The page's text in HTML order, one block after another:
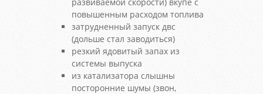
повышенным расходом топлива
затрудненный запуск двс
(дольше стал заводиться)
резкий ядовитый запах из
системы выпуска
из катализатора слышны
посторонние шумы (звон,